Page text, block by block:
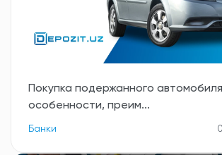
Покупка подержанного
особенности, преим...
Банки